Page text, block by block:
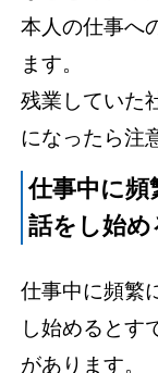
本人の仕事へ
ます。
残業していた
になったら注
仕事中に頻
話をし始め
仕事中に頻繁
し始めるとす
があります。